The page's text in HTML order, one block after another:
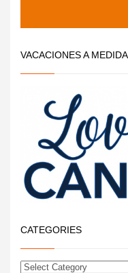
VACACIONES A
CATEGORIES